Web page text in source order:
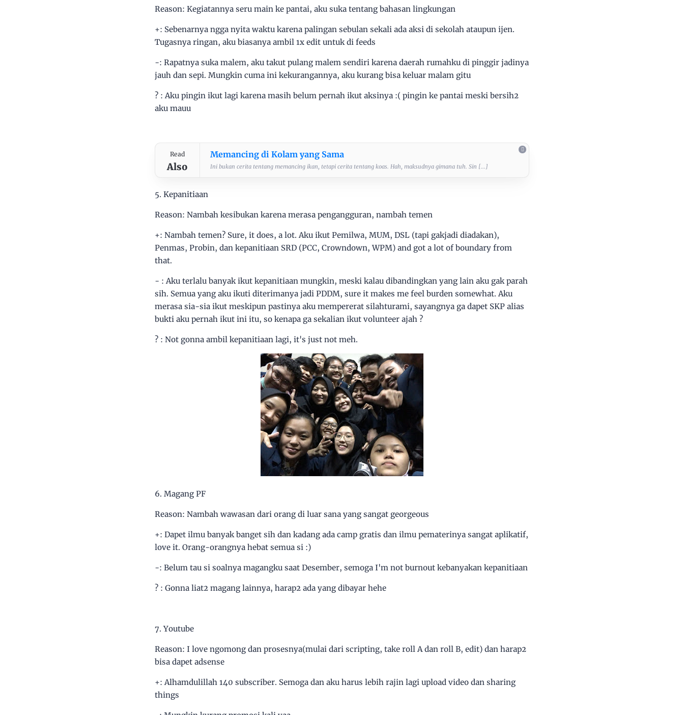
Reason: Kegiatannya seru main ke pantai, aku suka tentang bahasan lingkungan
+: Sebenarnya ngga nyita waktu karena palingan sebulan sekali ada aksi di sekolah ataupun ijen.
Tugasnya ringan, aku biasanya ambil 1x edit untuk di feeds
-: Rapatnya suka malem, aku takut pulang malem sendiri karena daerah rumahku di pinggir jadinya
jauh dan sepi. Mungkin cuma ini kekurangannya, aku kurang bisa keluar malam gitu
? : Aku pingin ikut lagi karena masih belum pernah ikut aksinya :( pingin ke pantai meski bersih2
aku mauu
Read
Also
Memancing di Kolam yang Sama
Ini bukan cerita tentang memancing ikan, tetapi cerita tentang koas. Hah, maksudnya gimana tuh. Sin [...]
5. Kepanitiaan
Reason: Nambah kesibukan karena merasa pengangguran, nambah temen
+: Nambah temen? Sure, it does, a lot. Aku ikut Pemilwa, MUM, DSL (tapi gakjadi diadakan),
Penmas, Probin, dan kepanitiaan SRD (PCC, Crowndown, WPM) and got a lot of boundary from
that.
- : Aku terlalu banyak ikut kepanitiaan mungkin, meski kalau dibandingkan yang lain aku gak parah
sih. Semua yang aku ikuti diterimanya jadi PDDM, sure it makes me feel burden somewhat. Aku
merasa sia-sia ikut meskipun pastinya aku mempererat silahturami, sayangnya ga dapet SKP alias
bukti aku pernah ikut ini itu, so kenapa ga sekalian ikut volunteer ajah ?
? : Not gonna ambil kepanitiaan lagi, it's just not meh.
6. Magang PF
Reason: Nambah wawasan dari orang di luar sana yang sangat georgeous
+: Dapet ilmu banyak banget sih dan kadang ada camp gratis dan ilmu pematerinya sangat aplikatif,
love it. Orang-orangnya hebat semua si :)
-: Belum tau si soalnya magangku saat Desember, semoga I'm not burnout kebanyakan kepanitiaan
? : Gonna liat2 magang lainnya, harap2 ada yang dibayar hehe
7. Youtube
Reason: I love ngomong dan prosesnya(mulai dari scripting, take roll A dan roll B, edit) dan harap2
bisa dapet adsense
+: Alhamdulillah 140 subscriber. Semoga dan aku harus lebih rajin lagi upload video dan sharing
things